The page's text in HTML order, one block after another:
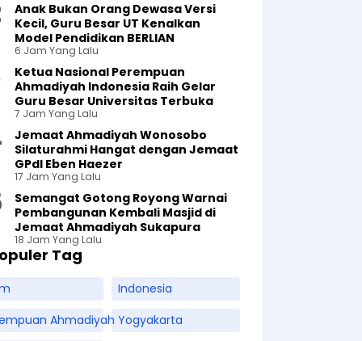
Anak Bukan Orang Dewasa Versi
Kecil, Guru Besar UT Kenalkan
Model Pendidikan BERLIAN
6 Jam Yang Lalu
Ketua Nasional Perempuan
Ahmadiyah Indonesia Raih Gelar
Guru Besar Universitas Terbuka
7 Jam Yang Lalu
Jemaat Ahmadiyah Wonosobo
Silaturahmi Hangat dengan Jemaat
GPdI Eben Haezer
17 Jam Yang Lalu
Semangat Gotong Royong Warnai
Pembangunan Kembali Masjid di
Jemaat Ahmadiyah Sukapura
18 Jam Yang Lalu
Tag
Indonesia
Ahmadiyah Yogyakarta